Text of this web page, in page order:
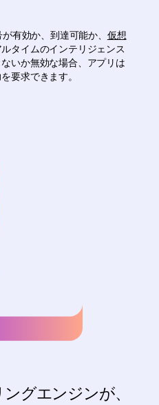
有効か、到達可能か、 仮想
タイムのインテリジェンス
いか無効な場合、アプリは
要求できます。
グエンジンが、